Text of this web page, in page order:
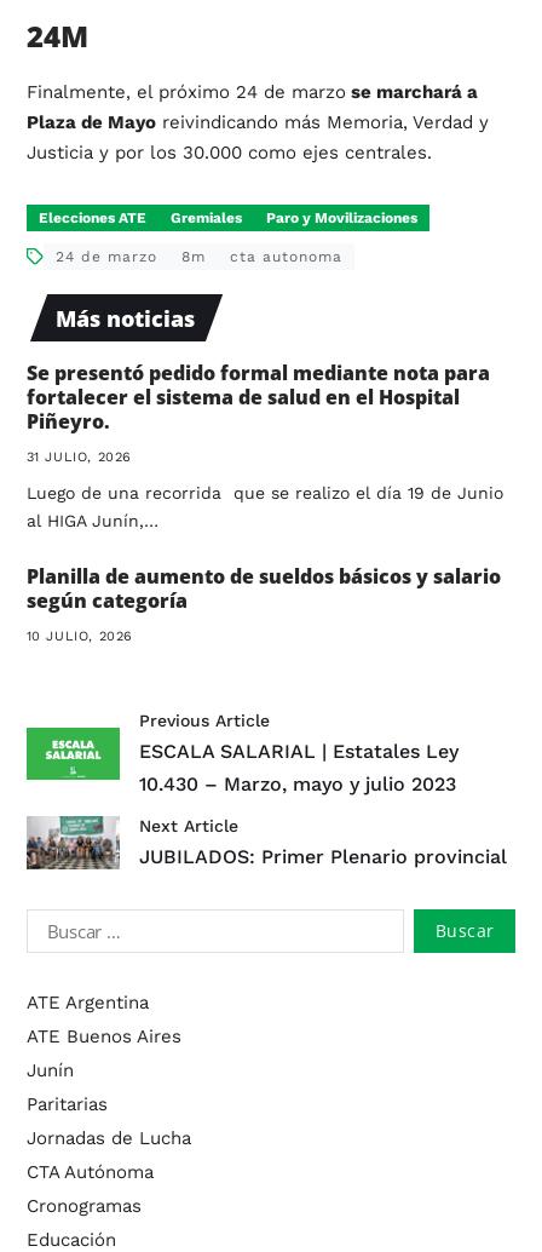
24M
Finalmente, el próximo 24 de marzo se marchará a
Plaza de Mayoreivindicando más Memoria, Verdad y
Justicia y por los 30.000 como ejes centrales.
Elecciones ATE Gremiales Paro y Movilizaciones
24 de marzo 8m cta autonoma
Más noticias
Se presentó pedido formal mediante nota para
fortalecer el sistema de salud en el Hospital
Piñeyro.
31 JULIO, 2026
Luego de una recorrida que se realizo el día 19 de Junio
al HIGA Junín,…
Planilla de aumento de sueldos básicos y salario
según categoría
10 JULIO, 2026
Previous Article
ESCALA SALARIAL | Estatales Ley
10.430 – Marzo, mayo y julio 2023
Next Article
JUBILADOS: Primer Plenario provincial
ATE Argentina
ATE Buenos Aires
Junín
Paritarias
Jornadas de Lucha
CTA Autónoma
Cronogramas
Educación